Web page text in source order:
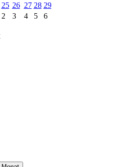
25 26 27 28 29
2 3 4 5 6